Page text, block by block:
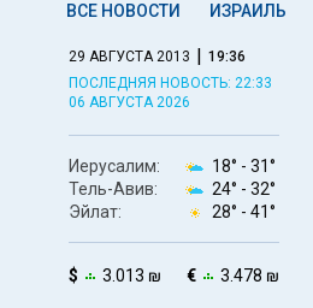
ВСЕ НОВОСТИ ИЗРАИЛЬ
29 АВГУСТА 2013 | 19:36
ПОСЛЕДНЯЯ НОВОСТЬ: 22:33
06 АВГУСТА 2026
Иерусалим: 18° - 31°
Тель-Авив:
24° - 32°
Эйлат:
28° - 41°
$ 3.013 ₪ € 3.478 ₪